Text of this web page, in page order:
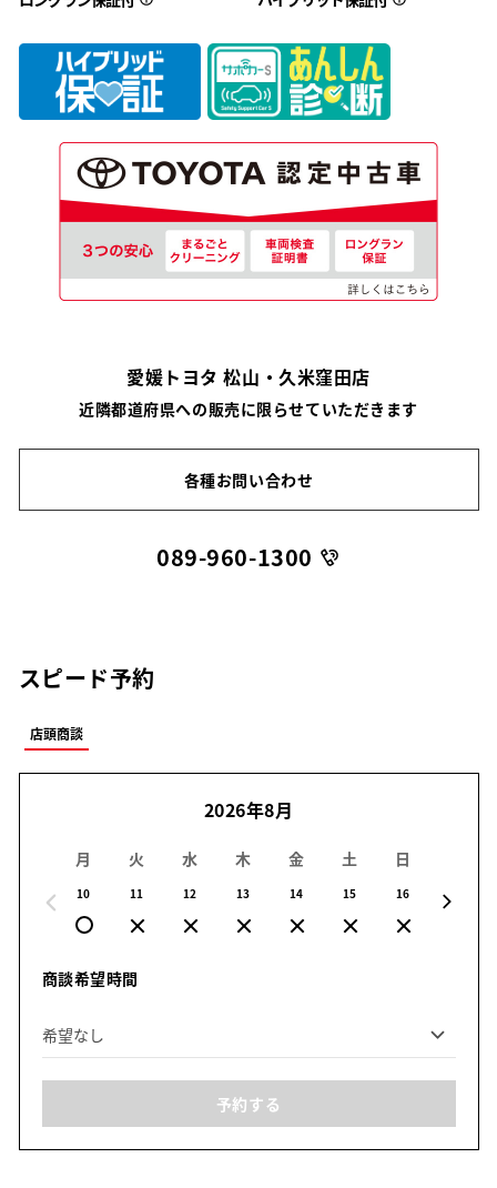
愛媛トヨタ 松山・久米窪田店
近隣都道府県への販売に限らせていただきます
各種お問い合わせ
089-960-1300
スピード予約
店頭商談
2026年8月
月
10
火
11
水
12
木
13
金
14
土
15
日
16
商談希望時間
予約する